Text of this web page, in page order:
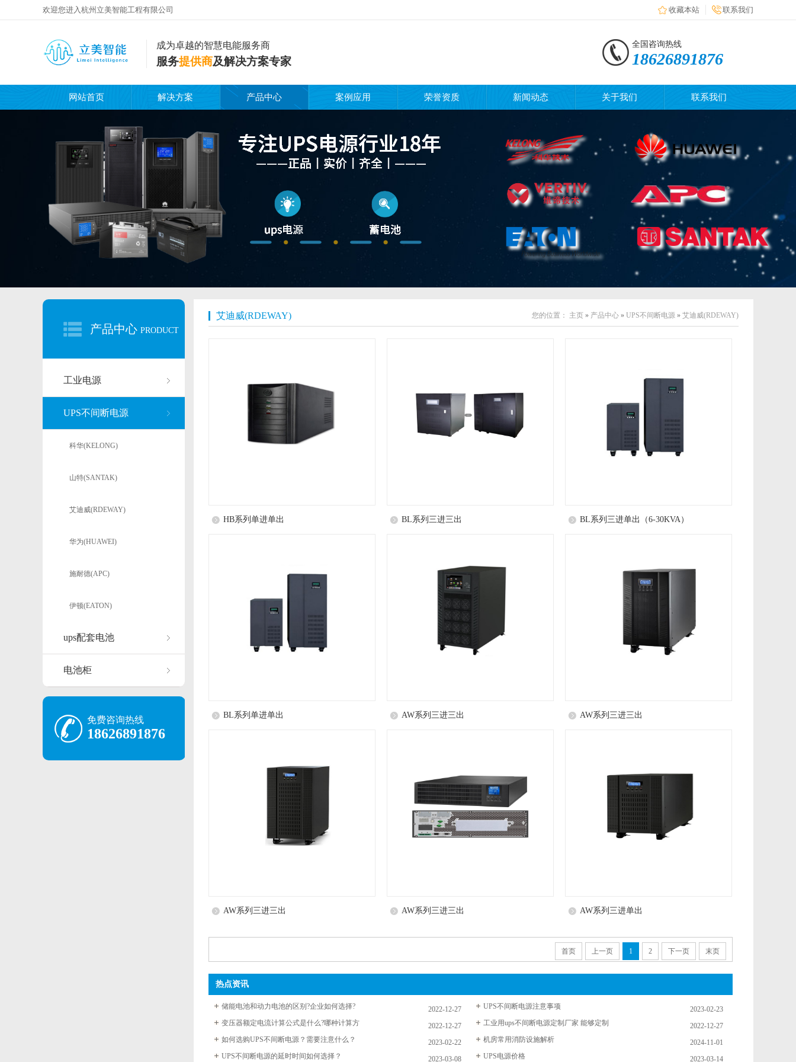
欢迎您进入杭州立美智能工程有限公司 收藏本站 联系我们
成为卓越的智慧电能服务商
服务提供商及解决方案专家
全国咨询热线
18626891876
网站首页 解决方案 产品中心 案例应用 荣誉资质 新闻动态 关于我们 联系我们
产品中心 PRODUCT
工业电源
UPS不间断电源
科华(KELONG)
山特(SANTAK)
艾迪威(RDEWAY)
华为(HUAWEI)
施耐德(APC)
伊顿(EATON)
ups配套电池
电池柜
免费咨询热线
18626891876
艾迪威(RDEWAY) 您的位置： 主页 » 产品中心 » UPS不间断电源 » 艾迪威(RDEWAY)
HB系列单进单出 BL系列三进三出 BL系列三进单出（6-30KVA）
BL系列单进单出 AW系列三进三出 AW系列三进三出
AW系列三进三出 AW系列三进三出 AW系列三进单出
首页 上一页 1 2 下一页 末页
热点资讯
2022-12-27
储能电池和动力电池的区别?企业如何选择? 2023-02-23
UPS不间断电源注意事项
2022-12-27
变压器额定电流计算公式是什么?哪种计算方 2022-12-27
工业用ups不间断电源定制厂家 能够定制
2023-02-22
如何选购UPS不间断电源？需要注意什么？ 2024-11-01
机房常用消防设施解析
2023-03-08
UPS不间断电源的延时时间如何选择？ 2023-03-14
UPS电源价格